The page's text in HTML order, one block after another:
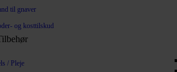
til gnaver
og kosttilskud
/ Pleje